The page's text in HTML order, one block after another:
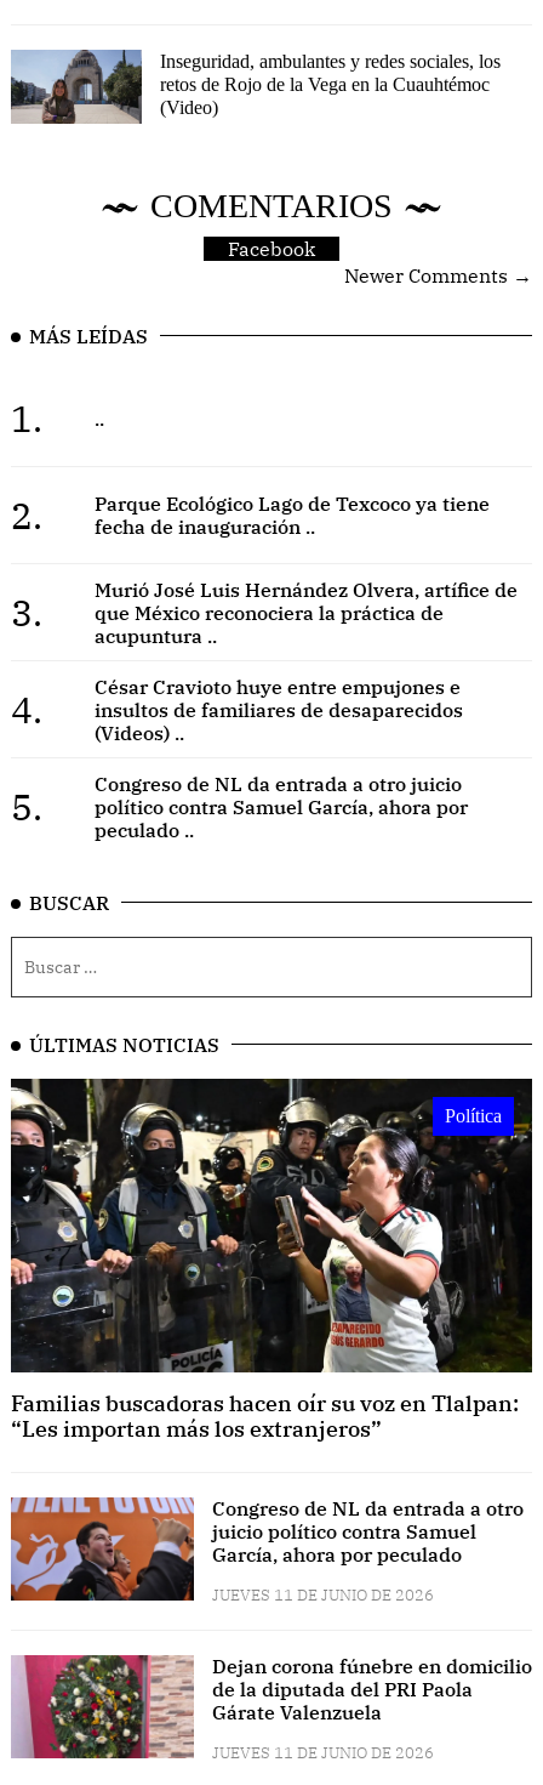
Inseguridad, ambulantes y redes sociales, los
retos de Rojo de la Vega en la Cuauhtémoc
(Video)
COMENTARIOS
Facebook
Newer Comments →
MÁS LEÍDAS
1. ..
2.
Parque Ecológico Lago de Texcoco ya tiene
fecha de inauguración ..
3.
Murió José Luis Hernández Olvera, artífice de
que México reconociera la práctica de
acupuntura ..
4.
César Cravioto huye entre empujones e
insultos de familiares de desaparecidos
(Videos) ..
5.
Congreso de NL da entrada a otro juicio
político contra Samuel García, ahora por
peculado ..
BUSCAR
ÚLTIMAS NOTICIAS
Política
Familias buscadoras hacen oír su voz en Tlalpan:
“Les importan más los extranjeros”
Congreso de NL da entrada a otro
juicio político contra Samuel
García, ahora por peculado
JUEVES 11 DE JUNIO DE 2026
Dejan corona fúnebre en domicilio
de la diputada del PRI Paola
Gárate Valenzuela
JUEVES 11 DE JUNIO DE 2026